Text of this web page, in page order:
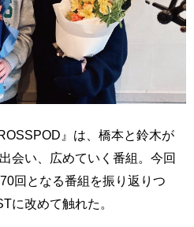
』は、橋本と鈴木が
会い、広めていく番組。今回
回となる番組を振り返りつ
に改めて触れた。